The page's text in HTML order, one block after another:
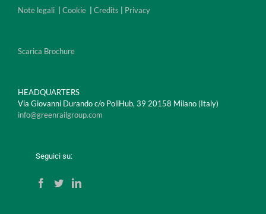
Note legali Cookie Credits Privacy
Scarica Brochure
HEADQUARTERS
Via Giovanni Durando c/o PoliHub, 39 20158 Milano (Italy)
info@greenrailgroup.com
Seguici su: